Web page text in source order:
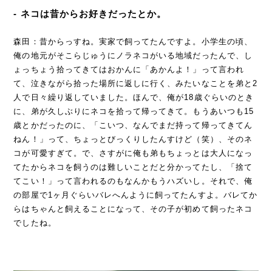
- ネコは昔からお好きだったとか。
森田：昔からっすね。実家で飼ってたんですよ。小学生の頃、
俺の地元がそこらじゅうにノラネコがいる地域だったんで、し
ょっちょう拾ってきてはおかんに「あかんよ！」って言われ
て、泣きながら拾った場所に返しに行く、みたいなことを弟と2
人で日々繰り返していました。ほんで、俺が18歳ぐらいのとき
に、弟が久しぶりにネコを拾って帰ってきて。もうあいつも15
歳とかだったのに、「こいつ、なんでまだ持って帰ってきてん
ねん！」って、ちょっとびっくりしたんすけど（笑）、そのネ
コが可愛すぎて。で、さすがに俺も弟もちょっとは大人になっ
てたからネコを飼うのは難しいことだと分かってたし、「捨て
てこい！」って言われるのもなんかもうハズいし。それで、俺
の部屋で1ヶ月ぐらいバレへんように飼ってたんすよ。バレてか
らはちゃんと飼えることになって、その子が初めて飼ったネコ
でしたね。